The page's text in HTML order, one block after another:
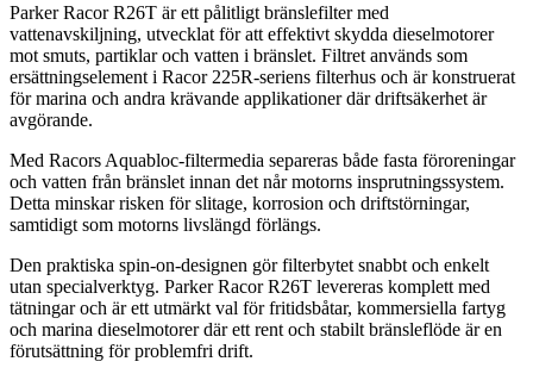
Parker Racor R26T är ett pålitligt bränslefilter med
vattenavskiljning, utvecklat för att effektivt skydda dieselmotorer
mot smuts, partiklar och vatten i bränslet. Filtret används som
ersättningselement i Racor 225R-seriens filterhus och är konstruerat
för marina och andra krävande applikationer där driftsäkerhet är
avgörande.
Med Racors Aquabloc-filtermedia separeras både fasta föroreningar
och vatten från bränslet innan det når motorns insprutningssystem.
Detta minskar risken för slitage, korrosion och driftstörningar,
samtidigt som motorns livslängd förlängs.
Den praktiska spin-on-designen gör filterbytet snabbt och enkelt
utan specialverktyg. Parker Racor R26T levereras komplett med
tätningar och är ett utmärkt val för fritidsbåtar, kommersiella fartyg
och marina dieselmotorer där ett rent och stabilt bränsleflöde är en
förutsättning för problemfri drift.